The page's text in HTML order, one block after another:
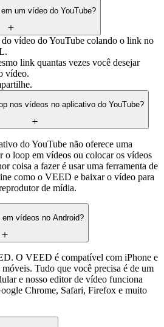
um vídeo do YouTube?
do vídeo do YouTube colando o link no
link quantas vezes você desejar
vídeo.
nos vídeos no aplicativo do YouTube?
do YouTube não oferece uma
o loop em vídeos ou colocar os vídeos
coisa a fazer é usar uma ferramenta de
como o VEED e baixar o vídeo para
de mídia.
vídeos no Android?
O VEED é compatível com iPhone e
Tudo que você precisa é de um
e nosso editor de vídeo funciona
Chrome, Safari, Firefox e muito